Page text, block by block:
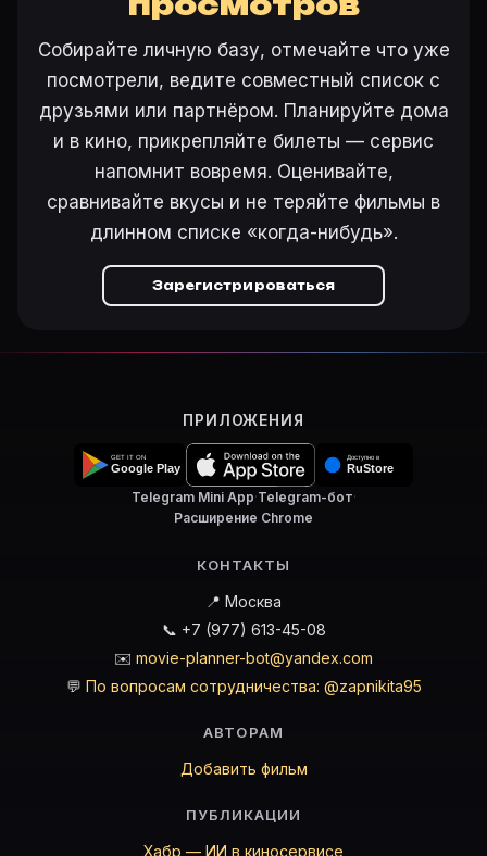
Откройте «Всё лучшее в тебе (2002)» на Movie
Ещё на Movie Planner
Интересные факты о фильмах·Как вести watchlist
Другие карточки: Горбатая гора (2005)·
Войти в кабинет — сохранить «Всё лучшее в тебе»
Собирайте личную базу, отмечайте что уже
посмотрели, ведите совместный список с
друзьями или партнёром. Планируйте дома
и в кино, прикрепляйте билеты — сервис
напомнит вовремя. Оценивайте,
сравнивайте вкусы и не теряйте фильмы в
длинном списке «когда-нибудь».
Зарегистрироваться
ПРИЛОЖЕНИЯ
Telegram Mini App·Telegram-бот·
Расширение Chrome
КОНТАКТЫ
📍 Москва
📞 +7 (977) 613-45-08
✉️ movie-planner-bot@yandex.com
💬 По вопросам сотрудничества: @zapnikita95
АВТОРАМ
Добавить фильм
ПУБЛИКАЦИИ
Хабр — ИИ в киносервисе